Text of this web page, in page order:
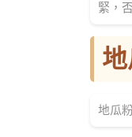
緊，
地瓜